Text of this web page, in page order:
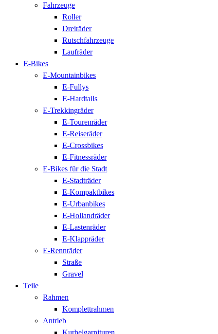
Fahrzeuge
Roller
Dreiräder
Rutschfahrzeuge
Laufräder
E-Bikes
E-Mountainbikes
E-Fullys
E-Hardtails
E-Trekkingräder
E-Tourenräder
E-Reiseräder
E-Crossbikes
E-Fitnessräder
E-Bikes für die Stadt
E-Stadträder
E-Kompaktbikes
E-Urbanbikes
E-Hollandräder
E-Lastenräder
E-Klappräder
E-Rennräder
Straße
Gravel
Teile
Rahmen
Komplettrahmen
Antrieb
Kurbelgarnituren